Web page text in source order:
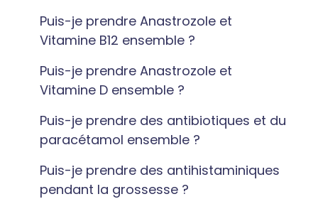
Puis-je prendre Anastrozole et
Vitamine B12 ensemble ?
Puis-je prendre Anastrozole et
Vitamine D ensemble ?
Puis-je prendre des antibiotiques et du
paracétamol ensemble ?
Puis-je prendre des antihistaminiques
pendant la grossesse ?